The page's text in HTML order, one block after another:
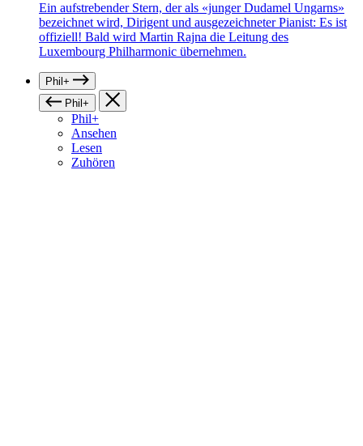
Ein aufstrebender Stern, der als «junger Dudamel Ungarns»
bezeichnet wird, Dirigent und ausgezeichneter Pianist: Es ist
offiziell! Bald wird Martin Rajna die Leitung des
Luxembourg Philharmonic übernehmen.
Phil+
Phil+
Phil+
Ansehen
Lesen
Zuhören